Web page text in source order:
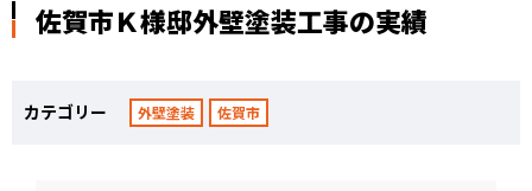
佐賀市Ｋ様邸外壁塗装工事の実績
カテゴリー 外壁塗装 佐賀市